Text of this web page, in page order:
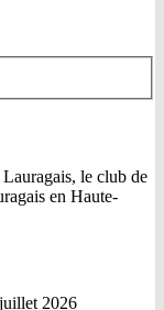
le club de
en Haute-
2026